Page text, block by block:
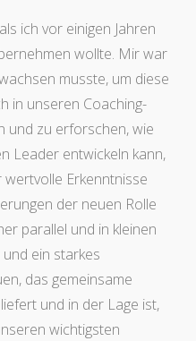
ich vor einigen Jahren
wollte. Mir war
musste, um diese
in unseren Coaching-
und zu erforschen, wie
Leader entwickeln kann,
Erkenntnisse
der neuen Rolle
parallel und in kleinen
ein starkes
das gemeinsame
und in der Lage ist,
wichtigsten